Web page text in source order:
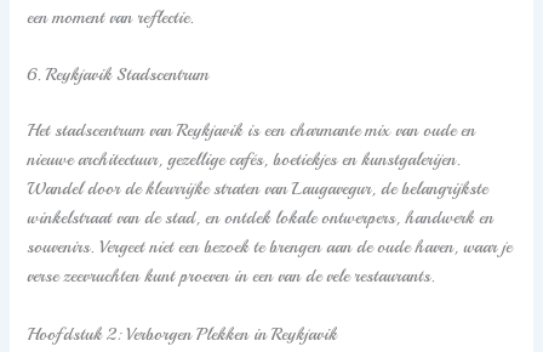
een moment van reflectie.
6. Reykjavik Stadscentrum
Het stadscentrum van Reykjavik is een charmante mix van oude en
nieuwe architectuur, gezellige cafés, boetiekjes en kunstgalerijen.
Wandel door de kleurrijke straten van Laugavegur, de belangrijkste
winkelstraat van de stad, en ontdek lokale ontwerpers, handwerk en
souvenirs. Vergeet niet een bezoek te brengen aan de oude haven, waar je
verse zeevruchten kunt proeven in een van de vele restaurants.
Hoofdstuk 2: Verborgen Plekken in Reykjavik